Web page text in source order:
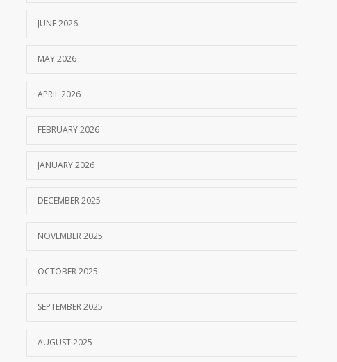
JUNE 2026
MAY 2026
APRIL 2026
FEBRUARY 2026
JANUARY 2026
DECEMBER 2025
NOVEMBER 2025
OCTOBER 2025
SEPTEMBER 2025
AUGUST 2025